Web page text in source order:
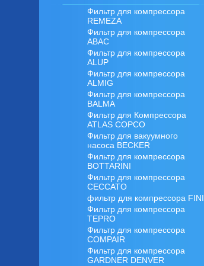
Фильтр для компрессора
REMEZA
Фильтр для компрессора
ABAC
Фильтр для компрессора
ALUP
Фильтр для компрессора
ALMIG
Фильтр для компрессора
BALMA
Фильтр для Компрессора
ATLAS COPCO
Фильтр для вакуумного
насоса BECKER
Фильтр для компрессора
BOTTARINI
Фильтр для компрессора
CECCATO
фильтр для компрессора FINI
Фильтр для компрессора
TEPRO
Фильтр для компрессора
COMPAIR
Фильтр для компрессора
GARDNER DENVER